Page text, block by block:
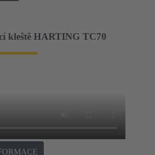
kleště HARTING TC70